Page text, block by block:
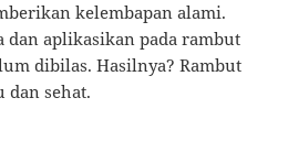
kelembapan alami.
dan aplikasikan pada rambut
dibilas. Hasilnya? Rambut
dan sehat.